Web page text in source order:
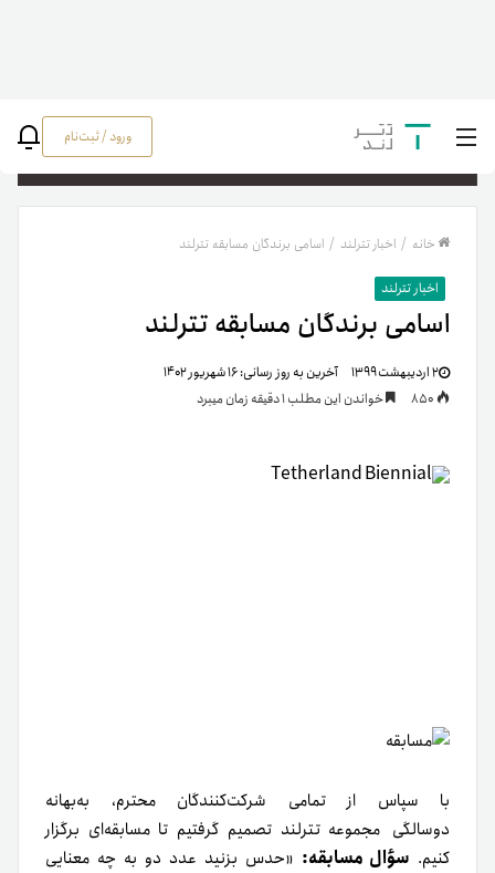
ورود / ثبت‌نام
خانه / اخبار تترلند / اسامی برندگان مسابقه تترلند
اخبار تترلند
اسامی برندگان مسابقه تترلند
۲ اردیبهشت ۱۳۹۹ آخرین به روز رسانی:۱۶ شهریور ۱۴۰۲
خواندن این مطلب 1 دقیقه زمان میبرد
با سپاس از تمامی شرکت‌کنندگان محترم، به‌بهانه
دوسالگی مجموعه تترلند تصمیم گرفتیم تا مسابقه‌ای برگزار
کنیم. سؤال مسابقه: «حدس بزنید عدد دو به چه معنایی